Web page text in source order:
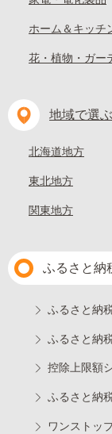
ホーム＆キッチ
花・植物・ガー
地域で選ぶ
北海道地方
東北地方
関東地方
ふるさと納
ふるさと納
ふるさと納
控除上限額
ふるさと納
ワンストッ